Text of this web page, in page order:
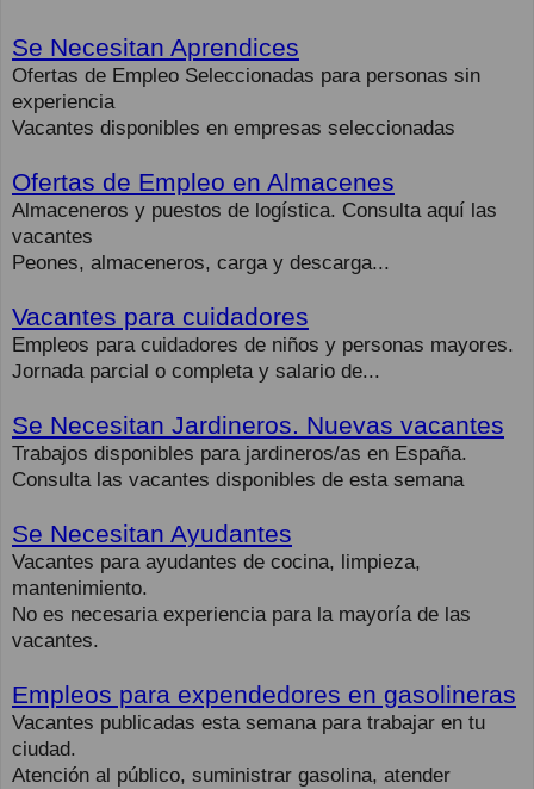
Se Necesitan Aprendices
Ofertas de Empleo Seleccionadas para personas sin
experiencia
Vacantes disponibles en empresas seleccionadas
Ofertas de Empleo en Almacenes
Almaceneros y puestos de logística. Consulta aquí las
vacantes
Peones, almaceneros, carga y descarga...
Vacantes para cuidadores
Empleos para cuidadores de niños y personas mayores.
Jornada parcial o completa y salario de...
Se Necesitan Jardineros. Nuevas vacantes
Trabajos disponibles para jardineros/as en España.
Consulta las vacantes disponibles de esta semana
Se Necesitan Ayudantes
Vacantes para ayudantes de cocina, limpieza,
mantenimiento.
No es necesaria experiencia para la mayoría de las
vacantes.
Empleos para expendedores en gasolineras
Vacantes publicadas esta semana para trabajar en tu
ciudad.
Atención al público, suministrar gasolina, atender